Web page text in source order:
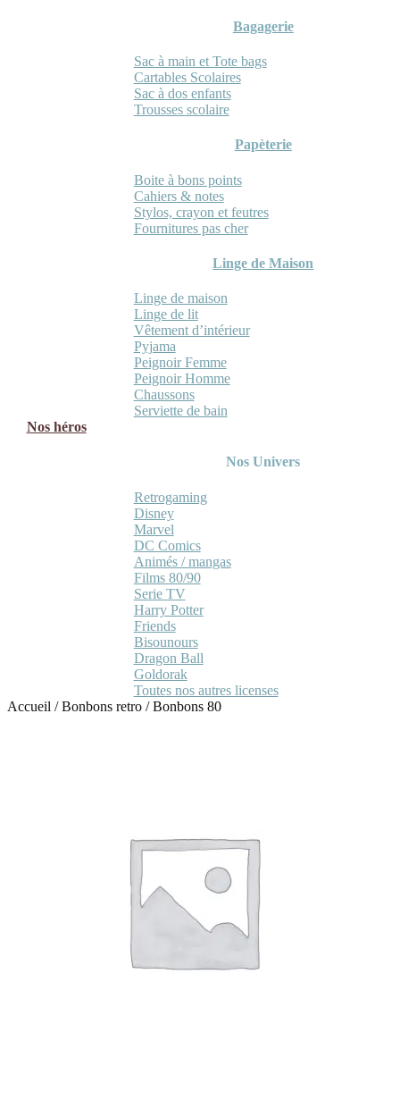
Bagagerie
Sac à main et Tote bags
Cartables Scolaires
Sac à dos enfants
Trousses scolaire
Papèterie
Boite à bons points
Cahiers & notes
Stylos, crayon et feutres
Fournitures pas cher
Linge de Maison
Linge de maison
Linge de lit
Vêtement d’intérieur
Pyjama
Peignoir Femme
Peignoir Homme
Chaussons
Serviette de bain
Nos héros
Nos Univers
Retrogaming
Disney
Marvel
DC Comics
Animés / mangas
Films 80/90
Serie TV
Harry Potter
Friends
Bisounours
Dragon Ball
Goldorak
Toutes nos autres licenses
Accueil /Bonbons retro /Bonbons 80